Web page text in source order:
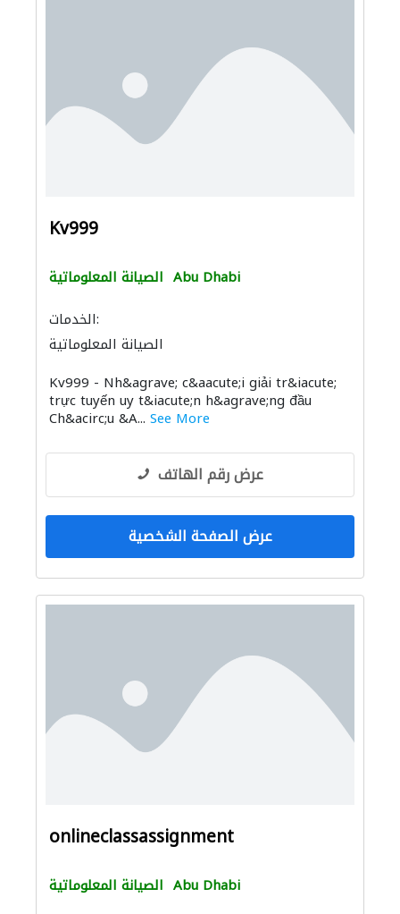
Kv999
الصيانة المعلوماتية Abu Dhabi
الخدمات:
الصيانة المعلوماتية
Kv999 - Nh&agrave; c&aacute;i giải tr&iacute;
trực tuyến uy t&iacute;n h&agrave;ng đầu
Ch&acirc;u &A... See More
عرض رقم الهاتف
عرض الصفحة الشخصية
onlineclassassignment
الصيانة المعلوماتية Abu Dhabi